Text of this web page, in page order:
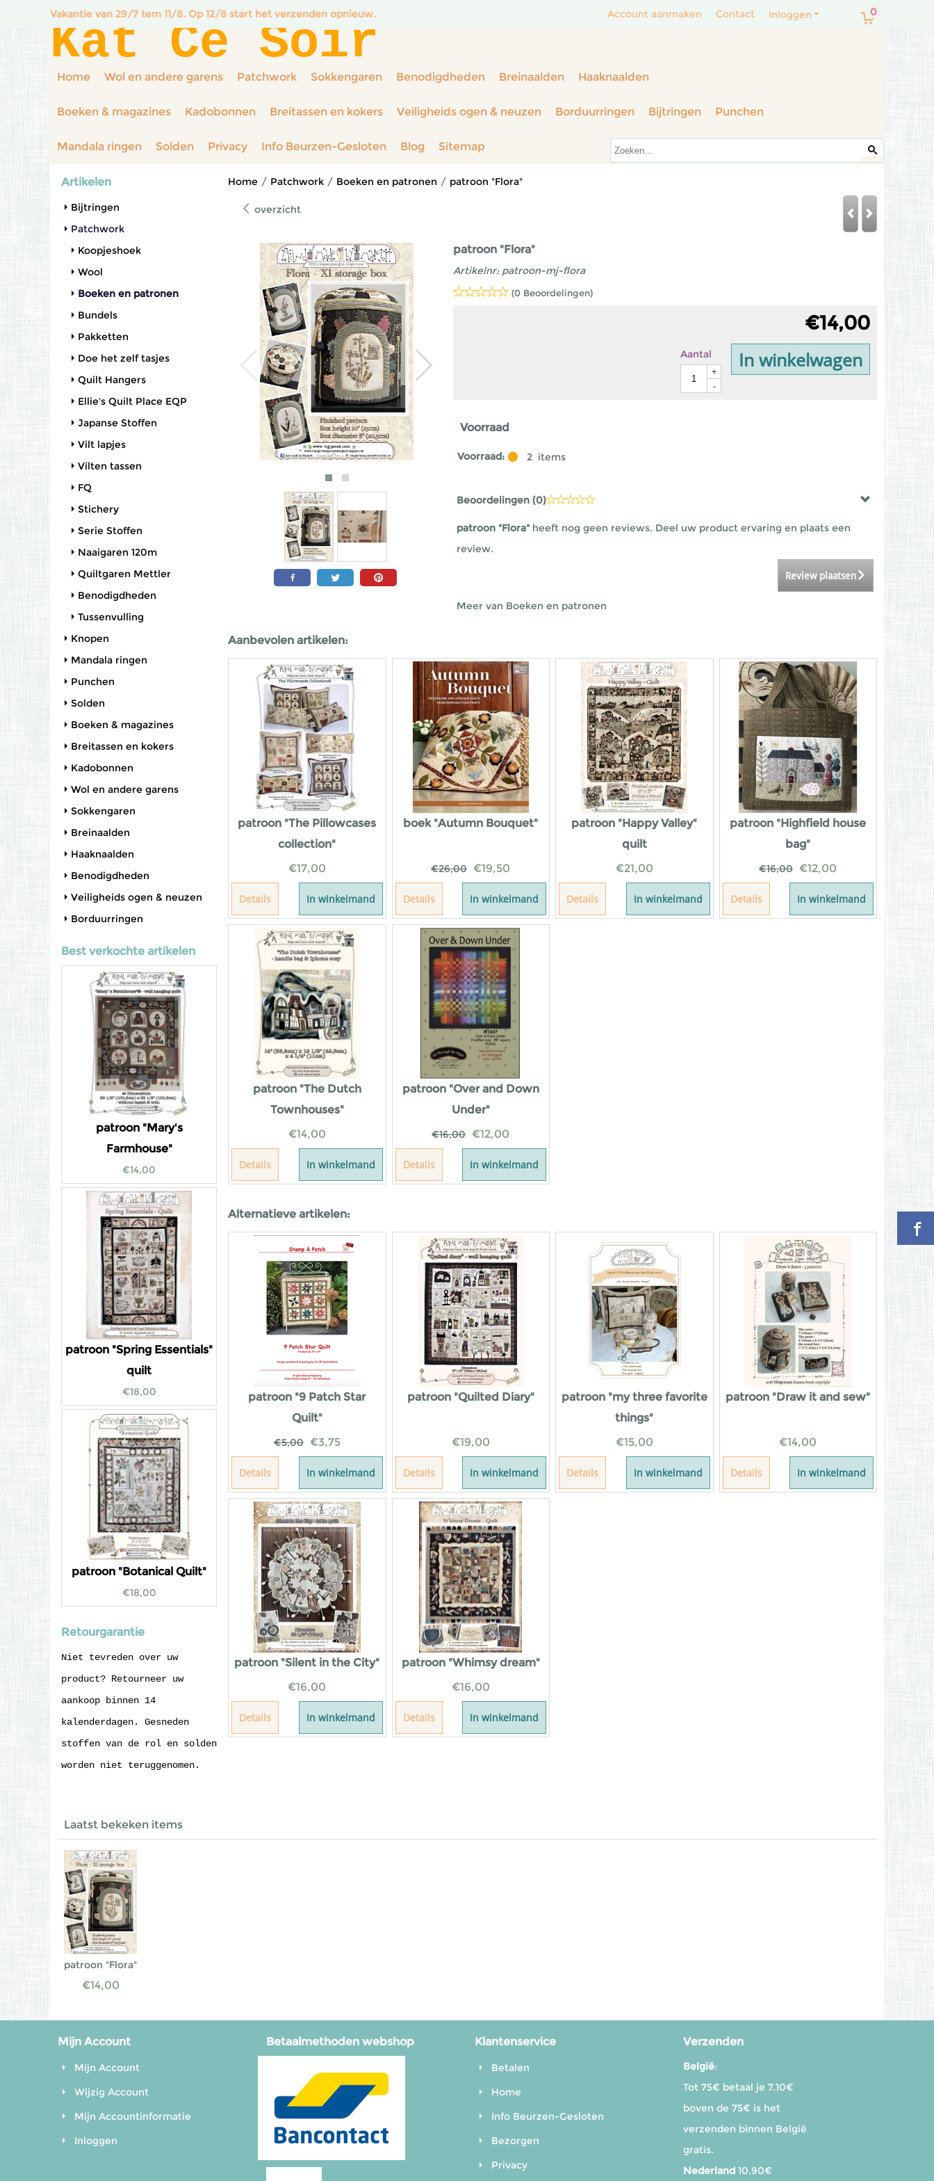
Vakantie van 29/7 tem 11/8. Op 12/8 start het verzenden opnieuw. 0
Inloggen
Account aanmaken Contact
Kat Ce Soir
Home Wol en andere garens Patchwork Sokkengaren Benodigdheden Breinaalden Haaknaalden
Boeken & magazines Kadobonnen Breitassen en kokers Veiligheids ogen & neuzen Borduurringen Bijtringen Punchen
Mandala ringen Solden Privacy Info Beurzen-Gesloten Blog Sitemap
Artikelen
Bijtringen
Patchwork
Koopjeshoek
Wool
Boeken en patronen
Bundels
Pakketten
Doe het zelf tasjes
Quilt Hangers
Ellie's Quilt Place EQP
Japanse Stoffen
Vilt lapjes
Vilten tassen
FQ
Stichery
Serie Stoffen
Naaigaren 120m
Quiltgaren Mettler
Benodigdheden
Tussenvulling
Knopen
Mandala ringen
Punchen
Solden
Boeken & magazines
Breitassen en kokers
Kadobonnen
Wol en andere garens
Sokkengaren
Breinaalden
Haaknaalden
Benodigdheden
Veiligheids ogen & neuzen
Borduurringen
Best verkochte artikelen
patroon "Mary's
Farmhouse"
€14,00
patroon "Spring Essentials"
quilt
€18,00
patroon "Botanical Quilt"
€18,00
Retourgarantie
Niet tevreden over uw
product? Retourneer uw
aankoop binnen 14
kalenderdagen. Gesneden
stoffen van de rol en solden
worden niet teruggenomen.
Home / Patchwork / Boeken en patronen / patroon "Flora"
overzicht
patroon "Flora"
Artikelnr: patroon-mj-flora
(0 Beoordelingen)
€14,00
Aantal
+
-
In winkelwagen
Voorraad
Voorraad: 2 items
Beoordelingen (0)
patroon "Flora" heeft nog geen reviews. Deel uw product ervaring en plaats een
review.
Review plaatsen
Meer van Boeken en patronen
Aanbevolen artikelen:
patroon "The Pillowcases
collection"
€17,00
Details In winkelmand
boek "Autumn Bouquet"
€26,00 €19,50
Details In winkelmand
patroon "Happy Valley"
quilt
€21,00
Details In winkelmand
patroon "Highfield house
bag"
€16,00 €12,00
Details In winkelmand
patroon "The Dutch
Townhouses"
€14,00
Details In winkelmand
patroon "Over and Down
Under"
€16,00 €12,00
Details In winkelmand
Alternatieve artikelen:
patroon "9 Patch Star
Quilt"
€5,00 €3,75
Details In winkelmand
patroon "Quilted Diary"
€19,00
Details In winkelmand
patroon "my three favorite
things"
€15,00
Details In winkelmand
patroon "Draw it and sew"
€14,00
Details In winkelmand
patroon "Silent in the City"
€16,00
Details In winkelmand
patroon "Whimsy dream"
€16,00
Details In winkelmand
Laatst bekeken items
patroon "Flora"
€14,00
Mijn Account
Mijn Account
Wijzig Account
Mijn Accountinformatie
Inloggen
Betaalmethoden webshop Klantenservice
Betalen
Home
Info Beurzen-Gesloten
Bezorgen
Privacy
Verzenden
België:
Tot 75€ betaal je 7.10€
boven de 75€ is het
verzenden binnen België
gratis.
Nederland 10,90€